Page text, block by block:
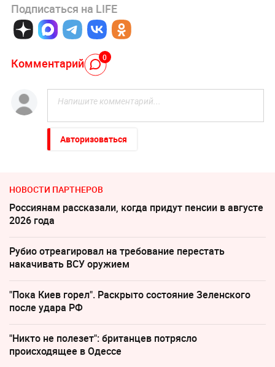
Подписаться на LIFE
Комментарий 0
Авторизоваться
НОВОСТИ ПАРТНЕРОВ
Россиянам рассказали, когда придут пенсии в августе
2026 года
Рубио отреагировал на требование перестать
накачивать ВСУ оружием
"Пока Киев горел". Раскрыто состояние Зеленского
после удара РФ
"Никто не полезет": британцев потрясло
происходящее в Одессе